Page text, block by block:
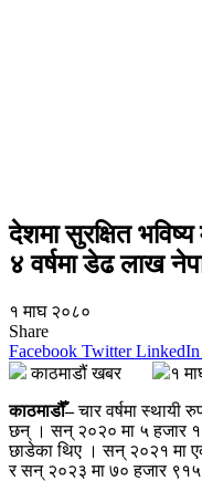
देशमा सुरक्षित
४ वर्षमा डेढ लाख
१ माघ २०८०
Share
Facebook Twitter LinkedIn
काठमाडौं खबर
१
काठमाडौँ– चार वर्षमा
छन् । सन् २०२० मा ५ हजार
छाडेका थिए । सन् २०२१ मा
र सन् २०२३ मा ७० हजार